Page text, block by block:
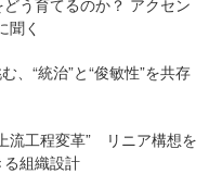
聞く
、“統治”と“俊敏性”を共存
流工程変革” リニア構想を
組織設計